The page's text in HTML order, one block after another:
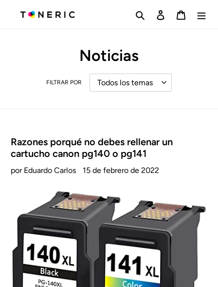
directamente
Buscar Ingresar Carrito
Noticias
FILTRAR POR
Razones porqué no debes rellenar un
cartucho canon pg140 o pg141
por Eduardo Carlos 15 de febrero de 2022